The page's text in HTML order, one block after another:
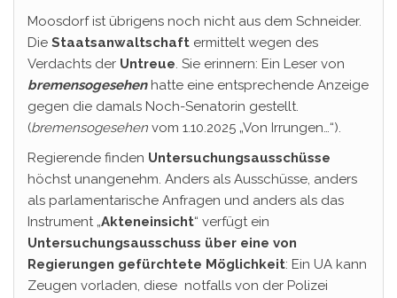
Moosdorf ist übrigens noch nicht aus dem Schneider.
Die Staatsanwaltschaft ermittelt wegen des
Verdachts der Untreue. Sie erinnern: Ein Leser von
bremensogesehenhatte eine entsprechende Anzeige
gegen die damals Noch-Senatorin gestellt.
(bremensogesehen vom 1.10.2025 „Von Irrungen…“).
Regierende finden Untersuchungsausschüsse
höchst unangenehm. Anders als Ausschüsse, anders
als parlamentarische Anfragen und anders als das
Instrument „Akteneinsicht“ verfügt ein
Untersuchungsausschuss über eine von
Regierungen gefürchtete Möglichkeit: Ein UA kann
Zeugen vorladen, diese notfalls von der Polizei